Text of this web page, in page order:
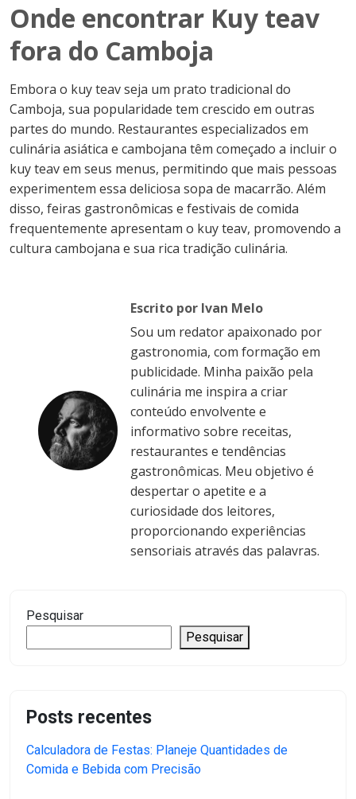
Onde encontrar Kuy teav
fora do Camboja
Embora o kuy teav seja um prato tradicional do
Camboja, sua popularidade tem crescido em outras
partes do mundo. Restaurantes especializados em
culinária asiática e cambojana têm começado a incluir o
kuy teav em seus menus, permitindo que mais pessoas
experimentem essa deliciosa sopa de macarrão. Além
disso, feiras gastronômicas e festivais de comida
frequentemente apresentam o kuy teav, promovendo a
cultura cambojana e sua rica tradição culinária.
Escrito por Ivan Melo
Sou um redator apaixonado por
gastronomia, com formação em
publicidade. Minha paixão pela
culinária me inspira a criar
conteúdo envolvente e
informativo sobre receitas,
restaurantes e tendências
gastronômicas. Meu objetivo é
despertar o apetite e a
curiosidade dos leitores,
proporcionando experiências
sensoriais através das palavras.
Pesquisar
Pesquisar
Posts recentes
Calculadora de Festas: Planeje Quantidades de
Comida e Bebida com Precisão